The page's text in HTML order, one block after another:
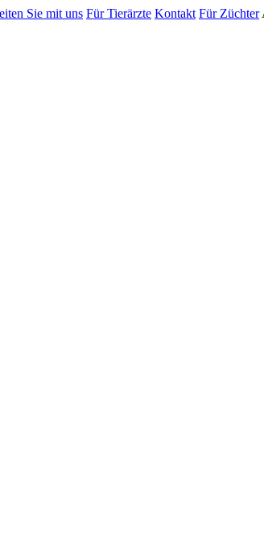
Sie mit uns Für Tierärzte Kontakt Für Züchter